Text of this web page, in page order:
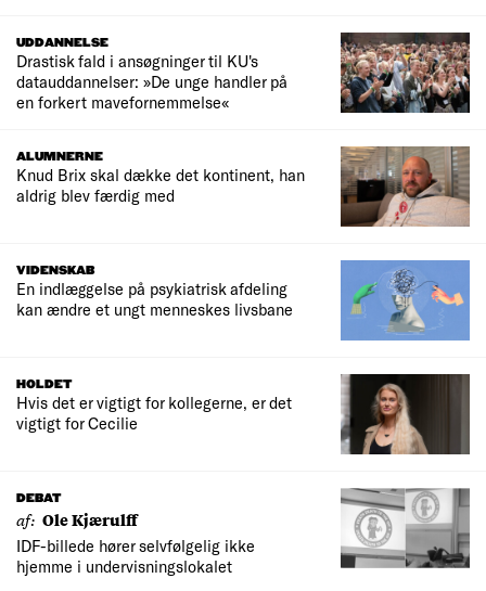
UDDANNELSE
Drastisk fald i ansøgninger til KU's
datauddannelser: »De unge handler på
en forkert mavefornemmelse«
ALUMNERNE
Knud Brix skal dække det kontinent, han
aldrig blev færdig med
VIDENSKAB
En indlæggelse på psykiatrisk afdeling
kan ændre et ungt menneskes livsbane
HOLDET
Hvis det er vigtigt for kollegerne, er det
vigtigt for Cecilie
DEBAT
af: Ole Kjærulff
IDF-billede hører selvfølgelig ikke
hjemme i undervisningslokalet